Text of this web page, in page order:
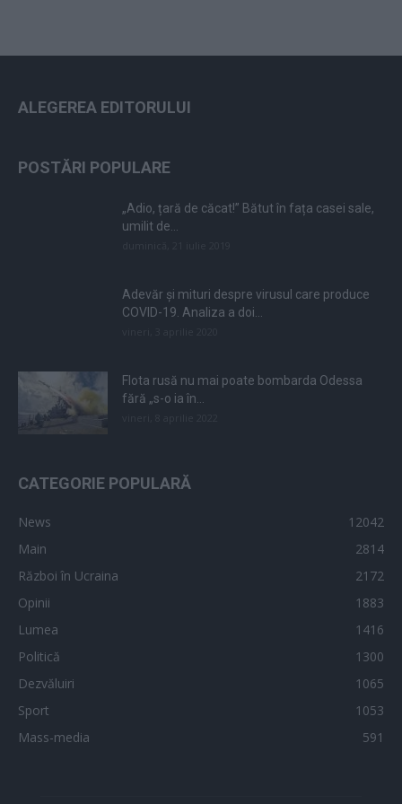
ALEGEREA EDITORULUI
POSTĂRI POPULARE
„Adio, țară de căcat!” Bătut în fața casei sale,
umilit de...
Adevăr și mituri despre virusul care produce
COVID-19. Analiza a doi...
Flota rusă nu mai poate bombarda Odessa
fără „s-o ia în...
CATEGORIE POPULARĂ
News
12042
Main
2814
Război în Ucraina
2172
Opinii
1883
Lumea
1416
Politică
1300
Dezvăluiri
1065
Sport
1053
Mass-media
591